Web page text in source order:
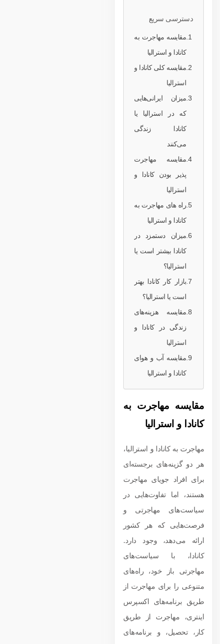
دسترسی سریع
مقایسه مهاجرت به
کانادا و استرالیا
مقایسه کلی کانادا و
استرالیا
میزان ایرانی‌هایی
که در استرالیا یا
کانادا زندگی
می‌کنند
مقایسه مهاجرت
پذیر بودن کانادا و
استرالیا
راه های مهاجرت به
کانادا و استرالیا
میزان دستمزد در
کانادا بیشتر است یا
استرالیا؟
بازار کار کانادا بهتر
است یا استرالیا؟
مقایسه هزینه‌های
زندگی در کانادا و
استرالیا
مقایسه آب و هوای
کانادا و استرالیا
مقایسه مهاجرت به
کانادا و استرالیا
مهاجرت به کانادا و استرالیا،
هر دو گزینه‌های برجسته‌ای
برای افراد جویای مهاجرت
هستند، اما تفاوت‌هایی در
سیاست‌های مهاجرتی و
فرصت‌هایی که هر کشور
ارائه می‌دهد، وجود دارد.
کانادا، با سیاست‌های
مهاجرتی باز خود، راه‌های
متنوعی را برای مهاجرت از
طریق برنامه‌های اکسپرس
اینتری، مهاجرت از طریق
کار، تحصیل، و برنامه‌های